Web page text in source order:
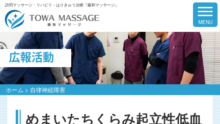
訪問マッサージ・リハビリ・はりきゅう治療『藤和マッサージ』
広報活動
ホーム > 自律神経障害
めまいたちくらみ起立性低血